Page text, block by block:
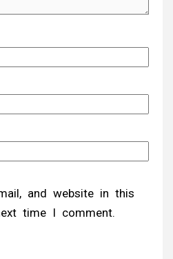
and website in this
time I comment.